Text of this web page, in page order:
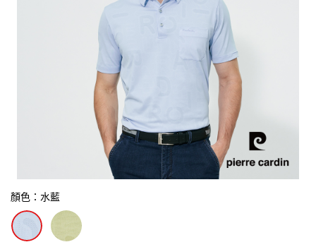
顏色：水藍